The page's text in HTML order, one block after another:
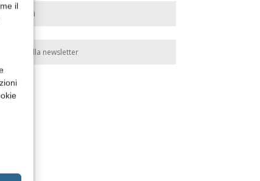
il
Abbonati
Iscriviti alla newsletter